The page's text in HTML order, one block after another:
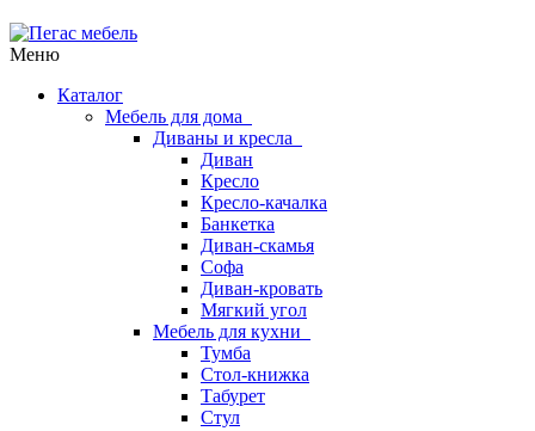
Меню
Каталог
Мебель для дома
Диваны и кресла
Диван
Кресло
Кресло-качалка
Банкетка
Диван-скамья
Софа
Диван-кровать
Мягкий угол
Мебель для кухни
Тумба
Стол-книжка
Табурет
Стул